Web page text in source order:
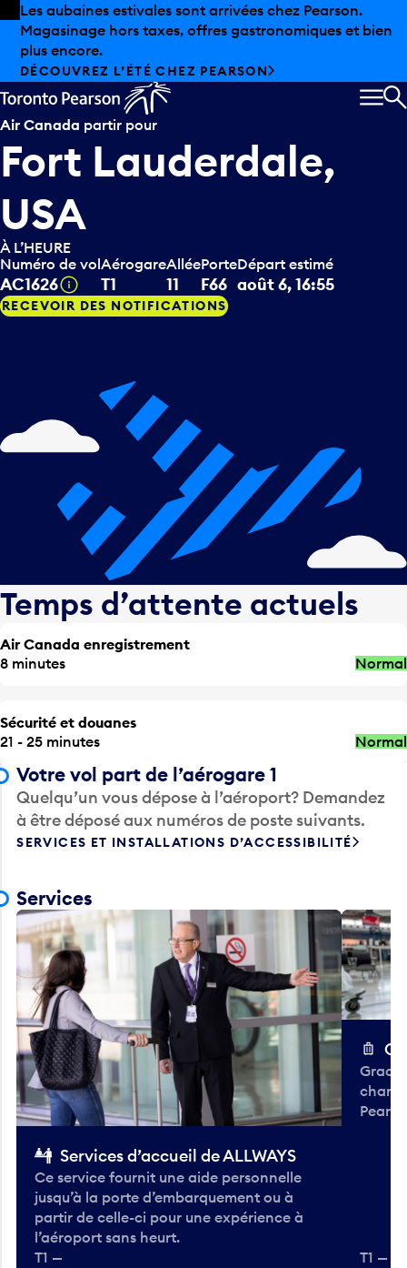
Skip to offers
Passer au contenu principal
Les aubaines estivales sont arrivées chez Pearson.
Magasinage hors taxes, offres gastronomiques et bien
plus encore.
DÉCOUVREZ L’ÉTÉ CHEZ PEARSON
Air Canada partir pour
Fort Lauderdale,
USA
À L’HEURE
Numéro de vol
AC1626 Infobulle
Aérogare
T1
Allée
11
Porte
F66
Départ estimé
août 6, 16:55
RECEVOIR DES NOTIFICATIONS
Temps d’attente actuels
Air Canada enregistrement
8 minutes
Normal
Sécurité et douanes
21 - 25 minutes
Normal
Votre vol part de l’aérogare 1
Quelqu’un vous dépose à l’aéroport? Demandez
à être déposé aux numéros de poste suivants.
SERVICES ET INSTALLATIONS D’ACCESSIBILITÉ
Services
Services d’accueil de ALLWAYS
Ce service fournit une aide personnelle
jusqu’à la porte d’embarquement ou à
partir de celle-ci pour une expérience à
l’aéroport sans heurt.
T1 —
T1 —